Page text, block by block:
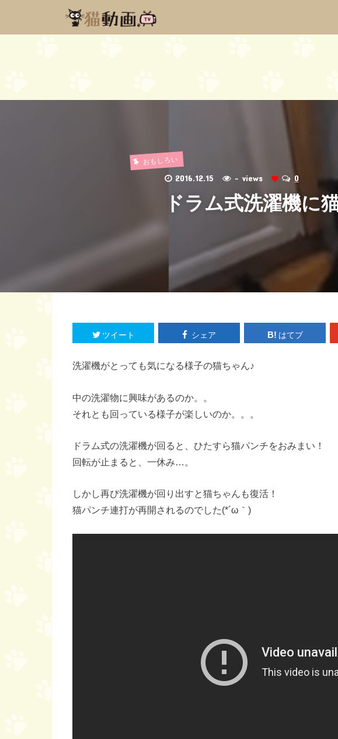
おもしろい
2016.12.15 - views 0
ドラム式洗濯機に
ツイート シェア はてブ
洗濯機がとっても気になる様子の猫ちゃん♪
中の洗濯物に興味があるのか。。
それとも回っている様子が楽しいのか。。。
ドラム式の洗濯機が回ると、ひたすら猫パンチをおみまい！
回転が止まると、一休み…。
しかし再び洗濯機が回り出すと猫ちゃんも復活！
猫パンチ連打が再開されるのでした(*´ω｀)